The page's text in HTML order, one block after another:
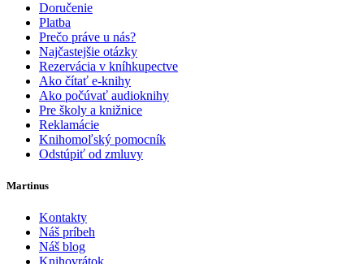
Doručenie
Platba
Prečo práve u nás?
Najčastejšie otázky
Rezervácia v kníhkupectve
Ako čítať e-knihy
Ako počúvať audioknihy
Pre školy a knižnice
Reklamácie
Knihomoľský pomocník
Odstúpiť od zmluvy
Martinus
Kontakty
Náš príbeh
Náš blog